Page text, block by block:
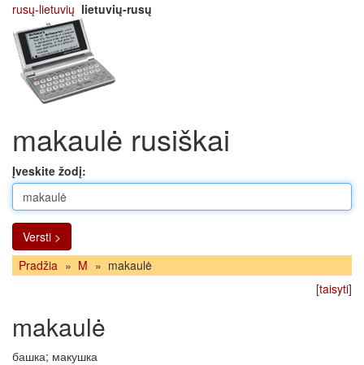
rusų-lietuvių lietuvių-rusų
makaulė rusiškai
Įveskite žodį:
Versti >
Pradžia » M » makaulė
[taisyti]
makaulė
башка; макушка